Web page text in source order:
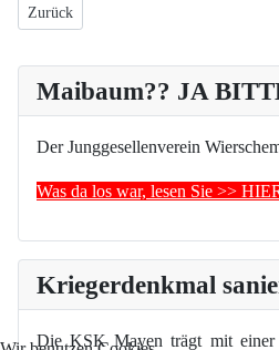
Maibaum?? JA
Der Junggesellenverein
Was da los war, lesen Sie >>
Kriegerdenkmal
Die KSK Mayen trägt mit einer
Vorheriger Beitrag: Wierschemer Kirmes
Zurück